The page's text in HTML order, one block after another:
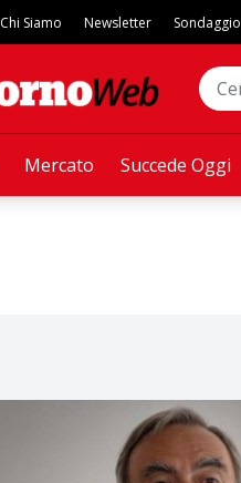
Mercato Succede Oggi
Chi Siamo Newsletter Sondaggio